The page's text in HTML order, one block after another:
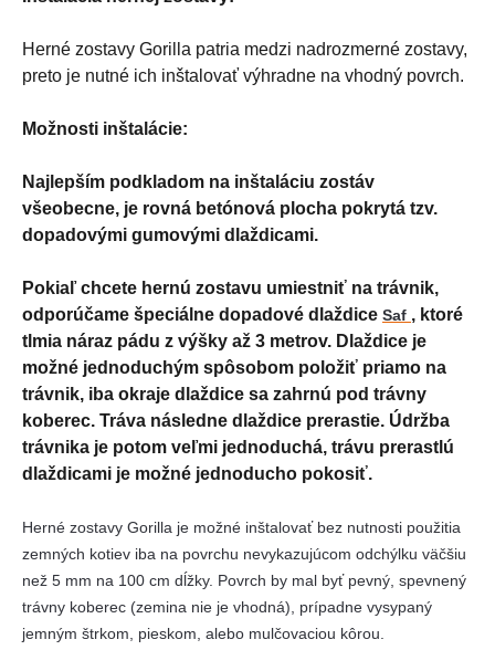
Herné zostavy Gorilla patria medzi nadrozmerné zostavy,
preto je nutné ich inštalovať výhradne na vhodný povrch.
Možnosti inštalácie:
Najlepším podkladom na inštaláciu zostáv
všeobecne, je rovná betónová plocha pokrytá tzv.
dopadovými gumovými dlaždicami.
Pokiaľ chcete hernú zostavu umiestniť na trávnik,
odporúčame špeciálne dopadové dlaždice Saf , ktoré
tlmia náraz pádu z výšky až 3 metrov. Dlaždice je
možné jednoduchým spôsobom položiť priamo na
trávnik, iba okraje dlaždice sa zahrnú pod trávny
koberec. Tráva následne dlaždice prerastie. Údržba
trávnika je potom veľmi jednoduchá, trávu prerastlú
dlaždicami je možné jednoducho pokosiť.
Herné zostavy Gorilla je možné inštalovať bez nutnosti použitia
zemných kotiev iba na povrchu nevykazujúcom odchýlku väčšiu
než 5 mm na 100 cm dĺžky. Povrch by mal byť pevný, spevnený
trávny koberec (zemina nie je vhodná), prípadne vysypaný
jemným štrkom, pieskom, alebo mulčovaciou kôrou.